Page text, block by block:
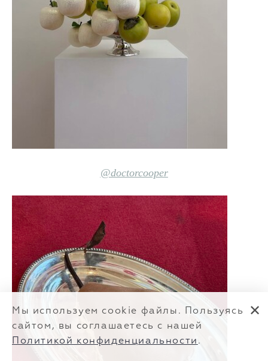
@doctorcooper
Мы используем cookie файлы. Пользуясь
сайтом, вы соглашаетесь с нашей
Политикой конфиденциальности .
✕